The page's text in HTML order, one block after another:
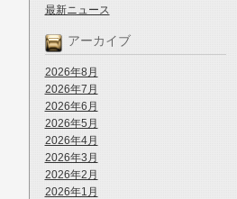
最新ニュース
アーカイブ
2026年8月
2026年7月
2026年6月
2026年5月
2026年4月
2026年3月
2026年2月
2026年1月